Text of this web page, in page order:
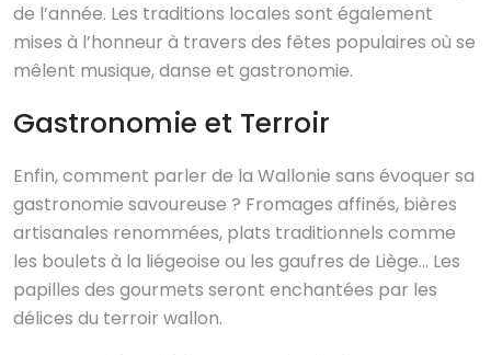
de l’année. Les traditions locales sont également
mises à l’honneur à travers des fêtes populaires où se
mêlent musique, danse et gastronomie.
Gastronomie et Terroir
Enfin, comment parler de la Wallonie sans évoquer sa
gastronomie savoureuse ? Fromages affinés, bières
artisanales renommées, plats traditionnels comme
les boulets à la liégeoise ou les gaufres de Liège… Les
papilles des gourmets seront enchantées par les
délices du terroir wallon.